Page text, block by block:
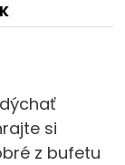
si
z bufetu